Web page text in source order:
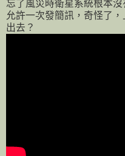
忘了風災時衛星系統根本
允許一次發簡訊，奇怪了
出去？